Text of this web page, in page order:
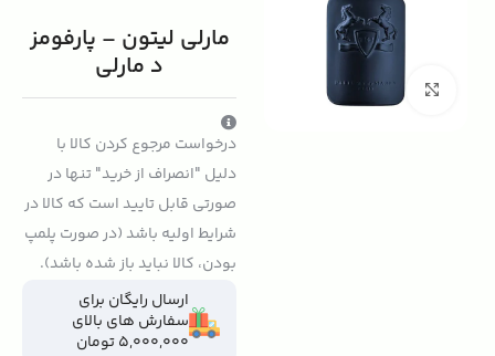
بزرگنمایی تصویر
مارلی لیتون – پارفومز
د مارلی
درخواست مرجوع کردن کالا با
دلیل "انصراف از خرید" تنها در
صورتی قابل تایید است که کالا در
شرایط اولیه باشد (در صورت پلمپ
بودن، کالا نباید باز شده باشد).
ارسال رایگان برای
سفارش های بالای
5,000,000 تومان